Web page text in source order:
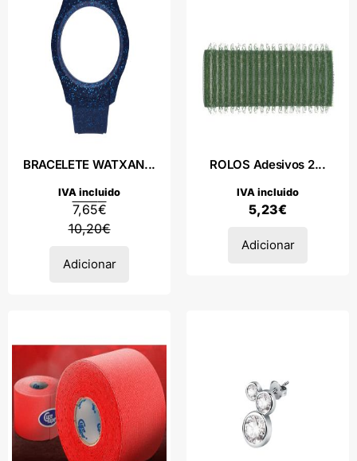
BRACELETE WATXAN...
10,20€
7,65€
IVA incluido
Adicionar
ROLOS Adesivos 2...
5,23€
IVA incluido
Adicionar